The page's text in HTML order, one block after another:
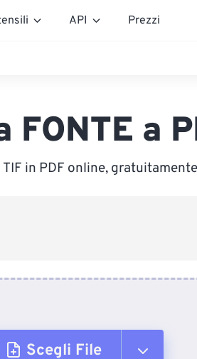
API Prezzi
FONTE a
in PDF online,
Scegli File